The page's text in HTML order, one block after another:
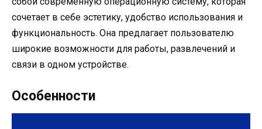
сочетает в себе эстетику, удобство использования и
функциональность. Она предлагает пользователю
широкие возможности для работы, развлечений и
связи в одном устройстве.
Особенности